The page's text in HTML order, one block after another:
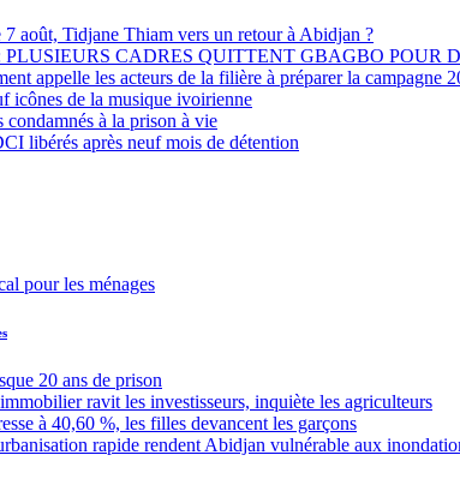
août, Tidjane Thiam vers un retour à Abidjan ?
CADRES QUITTENT GBAGBO POUR
appelle les acteurs de la filière à préparer la campagne
icônes de la musique ivoirienne
à la prison à vie
libérés après neuf mois de détention
20 ans de prison
ravit les investisseurs, inquiète les agriculteurs
à 40,60 %, les filles devancent les garçons
rapide rendent Abidjan vulnérable aux